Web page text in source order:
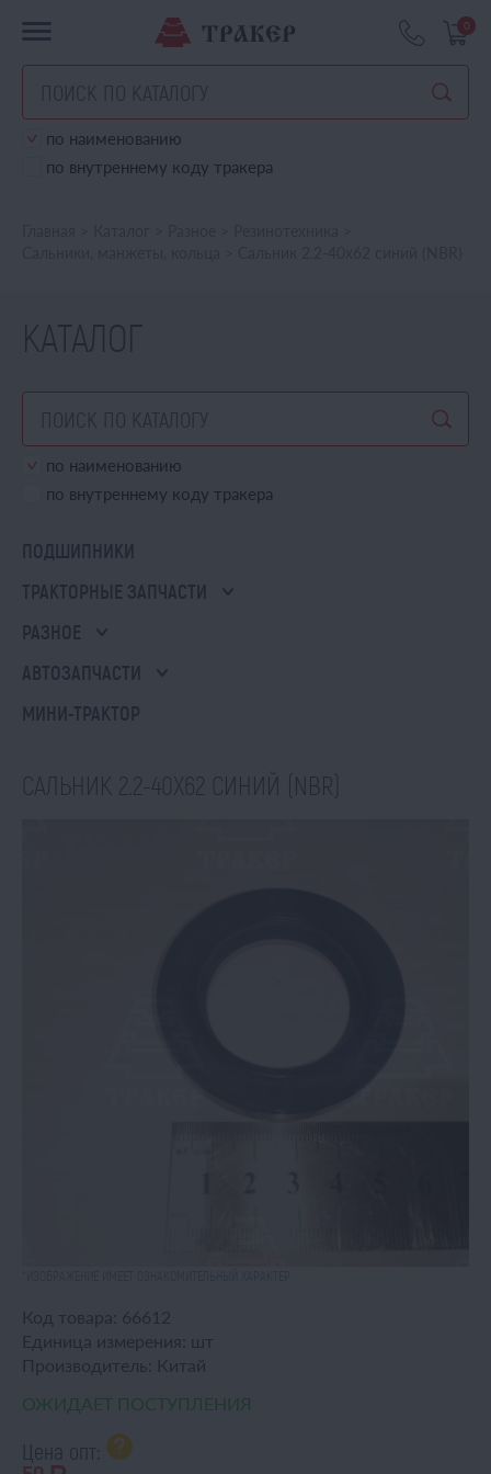
0
по наименованию
по внутреннему коду тракера
КАТАЛОГ
по наименованию
по внутреннему коду тракера
ПОДШИПНИКИ
ТРАКТОРНЫЕ ЗАПЧАСТИ
РАЗНОЕ
АВТОЗАПЧАСТИ
МИНИ-ТРАКТОР
САЛЬНИК 2.2-40Х62 СИНИЙ (NBR)
Код товара: 66612
Единица измерения:
шт
Производитель: Китай
ОЖИДАЕТ ПОСТУПЛЕНИЯ
Цена опт: